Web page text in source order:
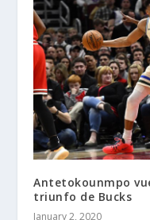
Antetokounmpo
triunfo de Bucks
January 2, 2020